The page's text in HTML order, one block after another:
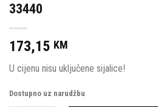
33440
173,15 KM
U cijenu nisu uključene sijalice!
Dostupno uz narudžbu